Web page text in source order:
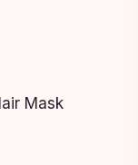
Mask